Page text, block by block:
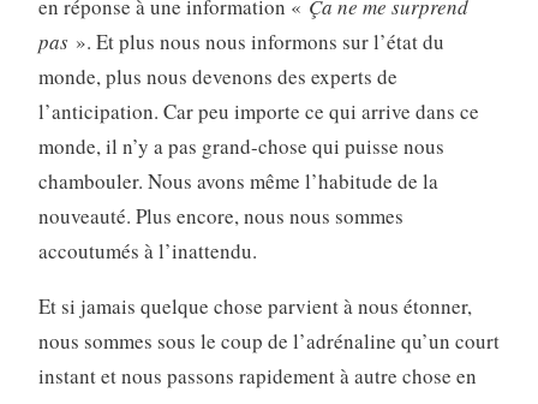
en réponse à une information « Ça ne me surprend
pas». Et plus nous nous informons sur l’état du
monde, plus nous devenons des experts de
l’anticipation. Car peu importe ce qui arrive dans ce
monde, il n’y a pas grand-chose qui puisse nous
chambouler. Nous avons même l’habitude de la
nouveauté. Plus encore, nous nous sommes
accoutumés à l’inattendu.
Et si jamais quelque chose parvient à nous étonner,
nous sommes sous le coup de l’adrénaline qu’un court
instant et nous passons rapidement à autre chose en